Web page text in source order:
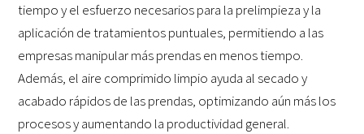
tiempo y el esfuerzo necesarios para la prelimpieza y la
aplicación de tratamientos puntuales, permitiendo a las
empresas manipular más prendas en menos tiempo.
Además, el aire comprimido limpio ayuda al secado y
acabado rápidos de las prendas, optimizando aún más los
procesos y aumentando la productividad general.